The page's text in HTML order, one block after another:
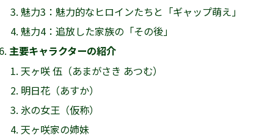
魅力3：魅力的なヒロインたちと「ギャップ萌え」
魅力4：追放した家族の「その後」
主要キャラクターの紹介
天ヶ咲 伍（あまがさき あつむ）
明日花（あすか）
氷の女王（仮称）
天ヶ咲家の姉妹